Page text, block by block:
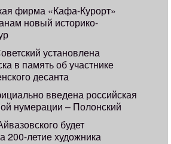
фирма «Кафа-Курорт»
новый историко-
установлена
в память об участнике
десанта
введена российская
нумерации – Полонский
будет
200-летие художника